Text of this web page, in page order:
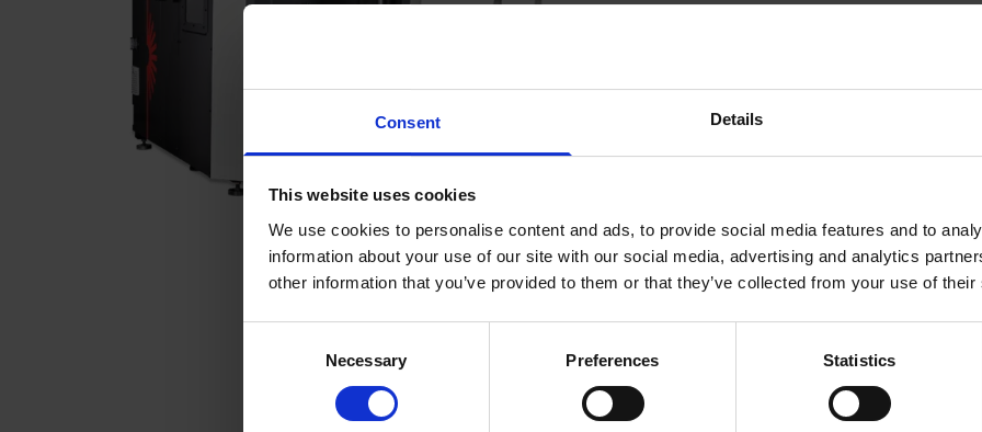
Consent Details
This website uses cookies
We use cookies to personalise content and ads, to provide social media features and to
information about your use of our site with our social media, advertising and analytics
other information that you’ve provided to them or that they’ve collected from your use of
Necessary Preferences Statistics
”Euro Maskin har
position på den
inriktning mot
Genom förvärvet av
erbjudande med
läppning vilket
HonTech kommer
självständigt bolag i
HonTech AB
Andreas Isaksson